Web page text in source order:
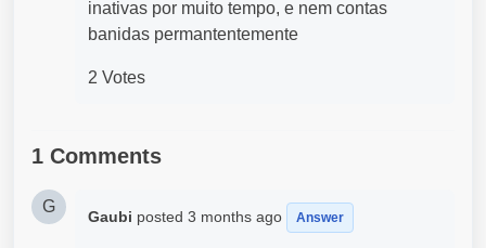
inativas por muito tempo, e nem contas
banidas permantentemente
2 Votes
1 Comments
G
Gaubi posted 3 months ago Answer